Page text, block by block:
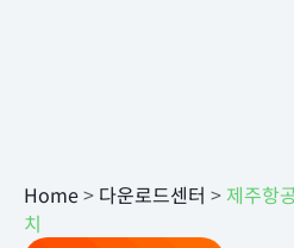
Home> 다운로드센터 > 제주항
치